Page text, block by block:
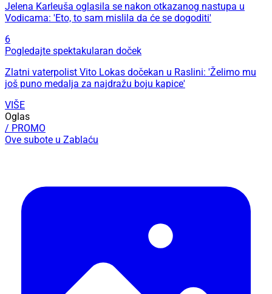
Jelena Karleuša oglasila se nakon otkazanog nastupa u
Vodicama: 'Eto, to sam mislila da će se dogoditi'
6
Pogledajte spektakularan doček
Zlatni vaterpolist Vito Lokas dočekan u Raslini: 'Želimo mu
još puno medalja za najdražu boju kapice'
VIŠE
Oglas
/ PROMO
Ove subote u Zablaću